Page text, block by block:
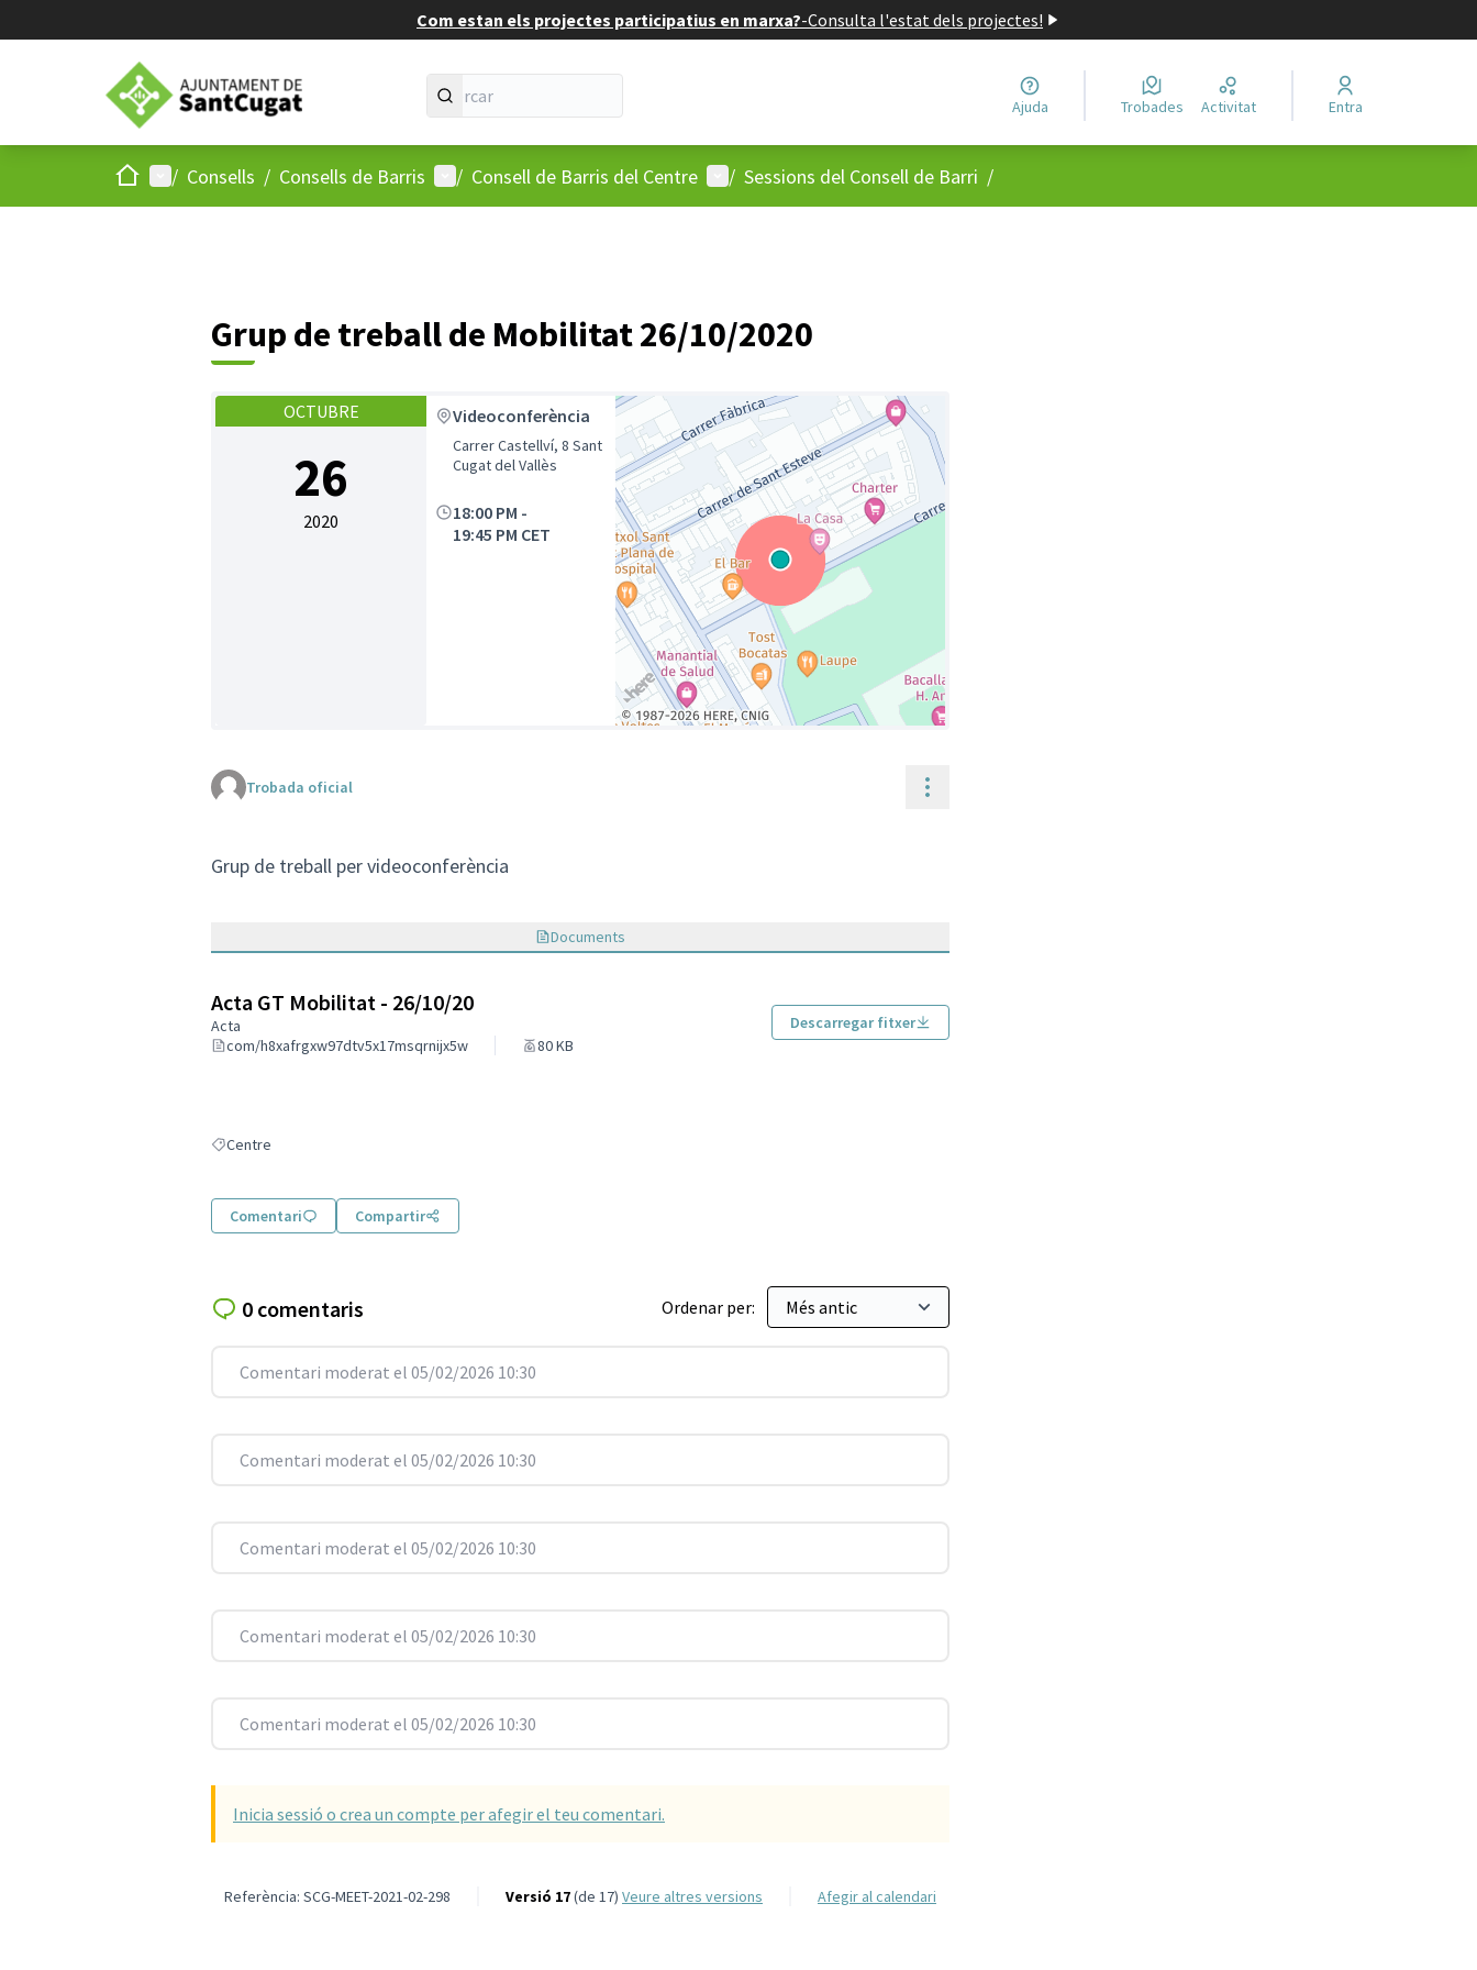
Com estan els projectes participatius en marxa?-Consulta l'estat dels projectes!
Ajuda Trobades Activitat Entra
Inici Menú principal
/ Consells / Consells de Barris Menú d'usuari
/ Consell de Barris del Centre Menú d'usuari
/ Sessions del Consell de Barri /
Grup de treball de Mobilitat 26/10/2020
OCTUBRE
26
2020
Videoconferència
Carrer Castellví, 8 Sant
Cugat del Vallès
18:00 PM -
19:45 PM CET
Trobada oficial Controls de recursos
Grup de treball per videoconferència
Documents
Acta GT Mobilitat - 26/10/20
Acta
com/h8xafrgxw97dtv5x17msqrnijx5w
80 KB
Descarregar fitxer
Resultats en filtrar per: Centre
Centre
Comentari Compartir
0 comentaris Ordenar per:
Comentari moderat el 05/02/2026 10:30
Comentari moderat el 05/02/2026 10:30
Comentari moderat el 05/02/2026 10:30
Comentari moderat el 05/02/2026 10:30
Comentari moderat el 05/02/2026 10:30
Inicia sessió o crea un compte per afegir el teu comentari.
Referència: SCG-MEET-2021-02-298 Versió 17(de 17) veure altres versions Afegir al calendari